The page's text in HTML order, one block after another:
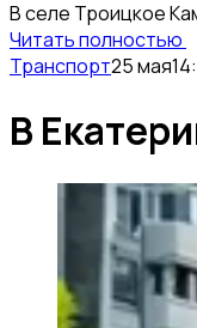
В селе Троицкое
Читать полностью
Транспорт25 мая
В